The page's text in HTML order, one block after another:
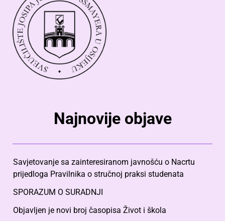
Najnovije objave
Savjetovanje sa zainteresiranom javnošću o Nacrtu
prijedloga Pravilnika o stručnoj praksi studenata
SPORAZUM O SURADNJI
Objavljen je novi broj časopisa Život i škola